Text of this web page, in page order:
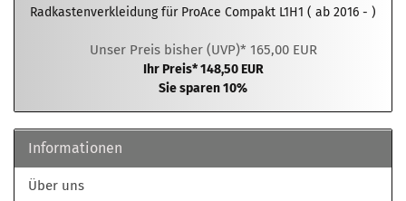
Radkastenverkleidung für ProAce Compakt L1H1 ( ab 2016 - )
Unser Preis bisher (UVP)* 165,00 EUR
Ihr Preis* 148,50 EUR
Sie sparen 10%
Informationen
Über uns